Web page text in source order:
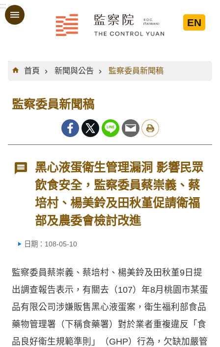
跳到主要內容區塊
:::
EN
:::
首頁
新聞與公告 監察委員新聞稿
監察委員新聞稿
黑心液蛋衛生管理漏洞 影響民眾
飲食安全，監察委員蔡崇義、蔡
培村、楊美鈴及田秋堇促請衛福
部及農委會檢討改進
日期：108-05-10
監察委員蔡崇義、蔡培村、楊美鈴及田秋堇9日提
出調查報告表示，有關去（107）年8月桃園市某蛋
品有限公司涉嫌販售黑心液蛋案，衛生福利部食品
藥物管理署（下稱食藥署）對於業者重複違反「食
品良好衛生規範準則」（GHP）行為，欠缺加嚴管